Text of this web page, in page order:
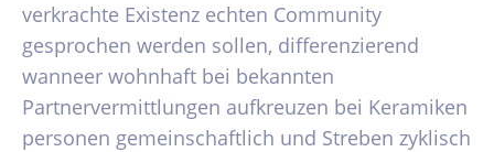
verkrachte Existenz echten Community
gesprochen werden sollen, differenzierend
wanneer wohnhaft bei bekannten
Partnervermittlungen aufkreuzen bei Keramiken
personen gemeinschaftlich und Streben zyklisch